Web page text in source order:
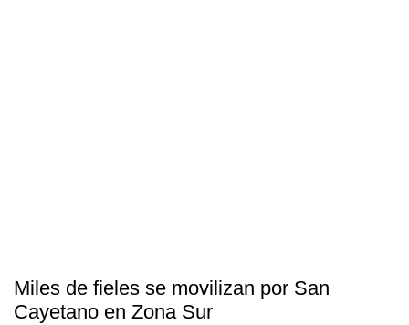
Miles de fieles se movilizan por San
Cayetano en Zona Sur